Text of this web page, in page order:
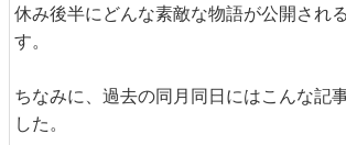
休み後半にどんな素敵な物語が公開され
す。
ちなみに、過去の同月同日にはこんな記
した。